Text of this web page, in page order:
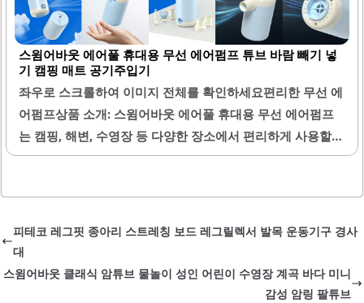
최적의 부력을 제공하며, 사용 시 걸리적거림 없이 편안하게
수영할 수 있습니다.접었을 때 비키니 수영복보다도 부피가
적어 휴대가 용이하며, 여행 시에도 부담 없이 가져갈 수 있습
니다. 공기 주입 방법이 간단하여 누구나 쉽게 사용할 수 있으
며, 별도의 파우치가 제공되어 보관과 이동이 편리합니다. 색
상과 디자인이 세련되어 사용자의 취향을 만족시킵니다.이
제품은 튼튼한 소재로 제작되어 내구성이 뛰어나며, 사용 중
스윔어바웃 에어풀 휴대용 무선 에어펌프 튜브 바람 빼기 넣
기 캠핑 매트 공기주입기
좌우로 스크롤하여 이미지 전체를 확인하세요편리한 무선 에
어펌프상품 소개: 스윔어바웃 에어풀 휴대용 무선 에어펌프
는 캠핑, 해변, 수영장 등 다양한 장소에서 편리하게 사용할
수 있는 제품입니다. 이 제품은 작고 가벼운 디자인으로 휴대
주입과 배출이 간편하여 튜브, 매트 등 다양한 용품에 신속하
게 공기를 넣고 뺄 수 있습니다.특히, 무선 기능을 통해 전원
연결 없이도 자유롭게 사용할 수 있어 이동 중에도 매우 유용
합니다. 충전식 배터리를 사용하여 한 번의 충전으로 오랜 시
간 동안 사용할 수 있는 점도 큰 장점입니다. 이 에어펌프는
피테코 레그핏 종아리 스트레칭 보드 레그릴렉서 발목 운동기구 경사
대
스윔어바웃 클래식 암튜브 물놀이 성인 어린이 수영장 계곡 바다 미니
감성 암링 팔튜브